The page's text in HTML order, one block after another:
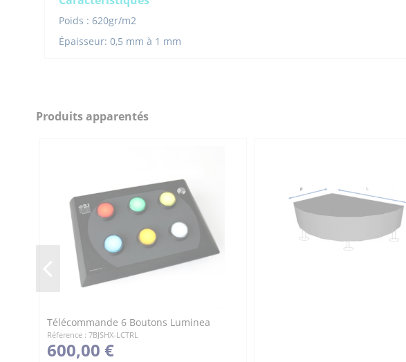
Poids : 620gr/m2
Épaisseur: 0,5 mm à 1 mm
Profondeur (cm)
Produits apparentés
Télécommande 6 Boutons Luminea
Réference : 7BJSHX-LCTRL
600,00 €